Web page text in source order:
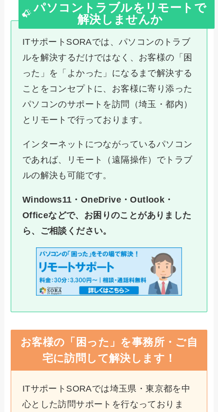
パソコントラブルをリモートで
解決しませんか
ITサポートSORAでは、パソコンのトラブ
ルを解決するだけではなく、お客様の「困
った」を「よかった」になるまで解決する
ことをコンセプトに、お客様に寄り添った
パソコンのサポートを訪問（埼玉・都内）
とリモートで行っております。
インターネットにつながっているパソコン
であれば、リモート（遠隔操作）でトラブ
ルの解決も可能です。
Windows11・OneDrive・Outlook・
Officeなどで、お困りのことがありました
ら、ご相談ください。
お客様の「困った」を事務所・ご自
宅に訪問して解決します！
ITサポートSORAでは埼玉県・東京都を中
心とした訪問サポートを行なっておりま